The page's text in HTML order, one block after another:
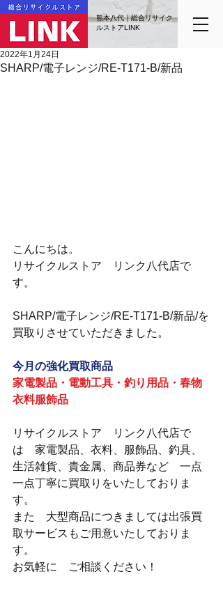
熊本八代｜総合リサイク
ルストアLINK
SHARP/電子レンジ/RE-T171-B/新品
2022年1月24日
こんにちは。
リサイクルストア　リンク八代店で
す。
SHARP/電子レンジ/RE-T171-B/新品/を
買取りさせていただきました。
今月の強化買取商品
家電製品・電動工具・釣り用品・春物
衣料服飾品
リサイクルストア　リンク八代店で
は　家電製品、衣料、服飾品、釣具、
生活雑貨、貴金属、商品券など　一点
一点丁寧に買取りをいたしておりま
す。
また　大型商品につきましては出張買
取サービスもご用意いたしておりま
す。
お気軽に　ご相談ください！